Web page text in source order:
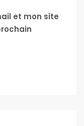
et mon site